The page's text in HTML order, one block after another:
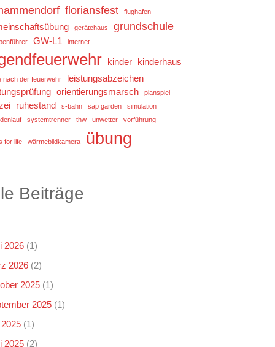
floriansfest flughafen
gerätehaus grundschule
GW-L1 internet
kinder kinderhaus
nach der feuerwehr
leistungsabzeichen
orientierungsmarsch planspiel
ruhestand s-bahn sap garden
simulation
systemtrenner thw unwetter vorführung
for life wärmebildkamera übung
Beiträge
2026 (1)
2026 (2)
2025 (1)
2025 (1)
(1)
2025 (2)